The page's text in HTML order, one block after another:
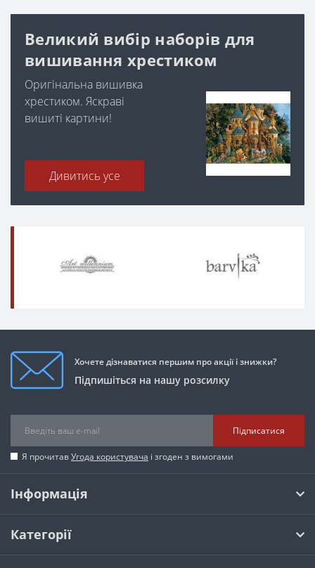
Великий вибір наборів для
вишивання хрестиком
Оригінальна вишивка
хрестиком. Яскраві
вишиті картини!
Дивитись усе
Хочете дізнаватися першим про акції і знижки?
Підпишіться на нашу розсилку
Підписатися
Я прочитавУгода користувача і згоден з вимогами
Інформація
Категорії